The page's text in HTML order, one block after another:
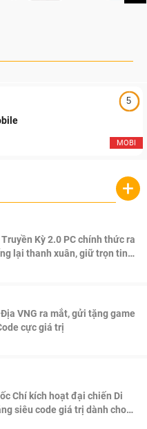
5
MOBI
+
Kỳ 2.0 PC chính thức ra
lại thanh xuân, giữ trọn tinh
Địa VNG ra mắt, gửi tặng game
cực giá trị
Chí kích hoạt đại chiến Di
siêu code giá trị dành cho